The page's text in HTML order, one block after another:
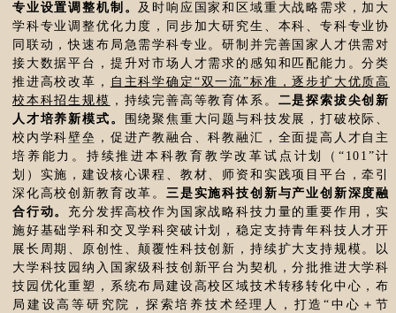
专业设置调整机制。 及时响应国家和区域重大战略需求，加大
学科专业调整优化力度，同步加大研究生、本科、专科专业协
同联动，快速布局急需学科专业。研制并完善国家人才供需对
接大数据平台，提升对市场人才需求的感知和匹配能力。分类
推进高校改革，
自主科学确定“双一流”标准，逐步扩大优质高
校本科招生规模 ，持续完善高等教育体系。 二是探索拔尖创新
人才培养新模式。
围绕聚焦重大问题与科技发展，打破校际、
校内学科壁垒，促进产教融合、科教融汇，全面提高人才自主
培养能力。持续推进本科教育教学改革试点计划（“101”计
划）实施，建设核心课程、教材、师资和实践项目平台，牵引
深化高校创新教育改革。三是实施科技创新与产业创新深度融
合行动。 充分发挥高校作为国家战略科技力量的重要作用，实
施好基础学科和交叉学科突破计划，稳定支持青年科技人才开
展长周期、原创性、颠覆性科技创新，持续扩大支持规模。以
大学科技园纳入国家级科技创新平台为契机，分批推进大学科
技园优化重塑，系统布局建设高校区域技术转移转化中心，布
局建设高等研究院，探索培养技术经理人，打造“中心＋节